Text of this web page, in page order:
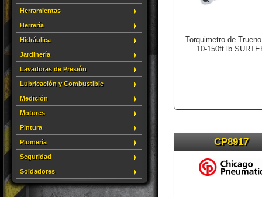
Herramientas
Herrería
Hidráulica
Jardinería
Lavadoras de Presión
Lubricación y Combustible
Medición
Motores
Pintura
Plomería
Seguridad
Soldadores
Torquimetro de
10-150ft lb
CP8917